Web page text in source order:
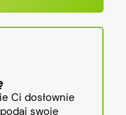
Ci dosłownie
swoje